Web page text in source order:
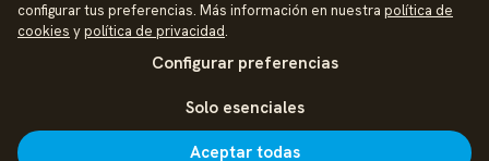
Añadir empresa
Aviso Legal
configurar tus preferencias. Más información en nuestra política de
cookies ypolítica de privacidad.
Configurar preferencias
Solo esenciales
Aceptar todas